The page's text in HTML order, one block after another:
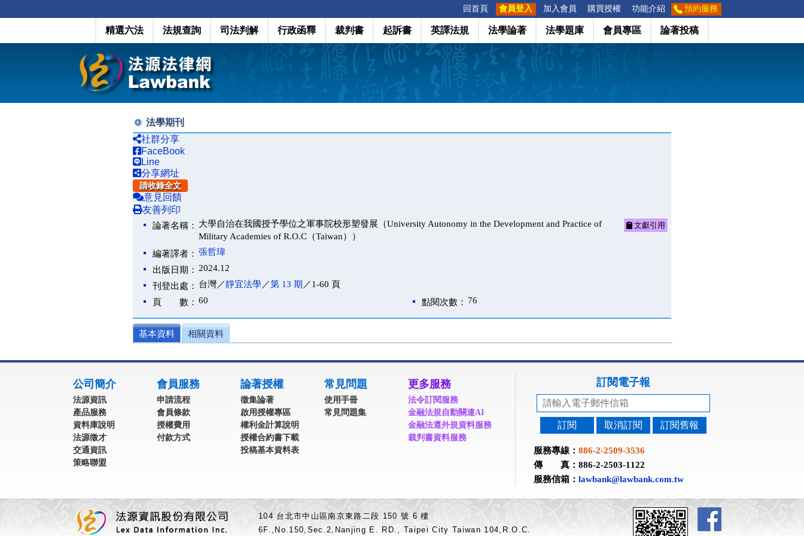
回首頁 會員登入 加入會員 購買授權 功能介紹 預約服務
精選六法 法規查詢 司法判解 行政函釋 裁判書 起訴書 英譯法規 法學論著 法學題庫 會員專區 論著投稿
法學期刊
社群分享
FaceBook
Line
分享網址
請收錄全文
意見回饋
友善列印
論著名稱： 大學自治在我國授予學位之軍事院校形塑發展（University Autonomy in the Development and Practice of
Military Academies of R.O.C（Taiwan））
文獻引用
編著譯者： 張哲瑋
出版日期： 2024.12
刊登出處： 台灣／靜宜法學／第 13 期 ／1-60 頁
頁 數： 60 點閱次數： 76
基本資料 相關資料
公司簡介
法源資訊
產品服務
資料庫說明
法源徵才
交通資訊
策略聯盟
會員服務
申請流程
會員條款
授權費用
付款方式
論著授權
徵集論著
啟用授權專區
權利金計算說明
授權合約書下載
投稿基本資料表
常見問題
使用手冊
常見問題集
更多服務
法令訂閱服務
金融法規自動關連AI
金融法遵外規資料服務
裁判書資料服務
訂閱電子報
訂閱 取消訂閱 訂閱舊報
服務專線： 886-2-2509-3536
傳 真：886-2-2503-1122
服務信箱： lawbank@lawbank.com.tw
104 台北市中山區南京東路二段 150 號 6 樓
6F.,No.150,Sec.2,Nanjing E. RD., Taipei City Taiwan 104,R.O.C.